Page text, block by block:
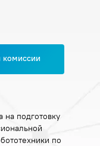
комиссии
на подготовку
по